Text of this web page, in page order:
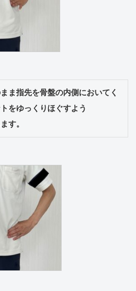
ま指先を骨盤の内側においてく
をゆっくりほぐすよう
す。